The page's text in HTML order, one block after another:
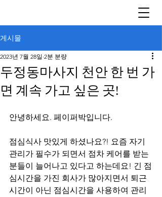
게시물
두정동마사지 천안 한 번 가
면 계속 가고 싶은 곳!
2023년 7월 28일 2분 분량
안녕하세요. 페이퍼박입니다.
점심식사 맛있게 하셨나요?! 요즘 자기
관리가 필수가 되면서 점차 케어를 받는
분들이 늘어나고 있다고 하는데요! 긴 점
심시간을 가진 회사가 많아지면서 퇴근
시간이 아닌 점심시간을 사용하여 관리